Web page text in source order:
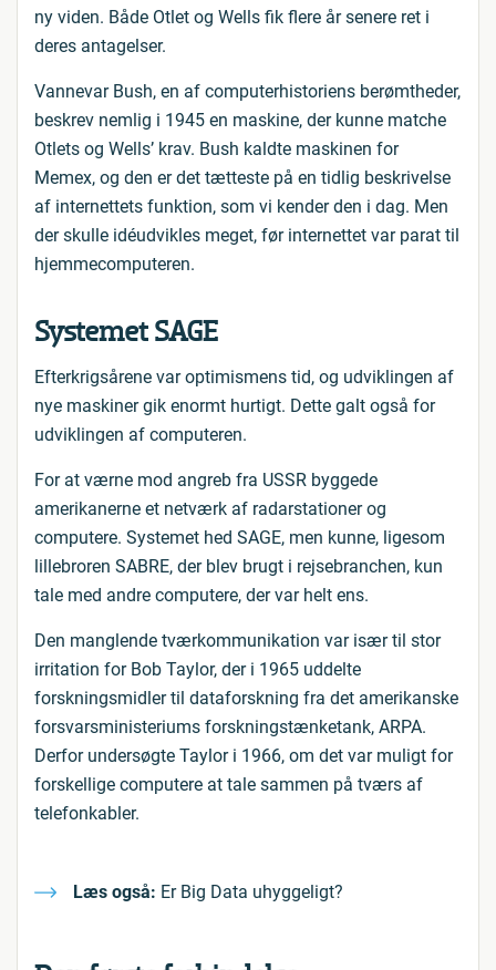
ny viden. Både Otlet og Wells fik flere år senere ret i
deres antagelser.
Vannevar Bush, en af computerhistoriens berømtheder,
beskrev nemlig i 1945 en maskine, der kunne matche
Otlets og Wells’ krav. Bush kaldte maskinen for
Memex, og den er det tætteste på en tidlig beskrivelse
af internettets funktion, som vi kender den i dag. Men
der skulle idéudvikles meget, før internettet var parat til
hjemmecomputeren.
Systemet SAGE
Efterkrigsårene var optimismens tid, og udviklingen af
nye maskiner gik enormt hurtigt. Dette galt også for
udviklingen af computeren.
For at værne mod angreb fra USSR byggede
amerikanerne et netværk af radarstationer og
computere. Systemet hed SAGE, men kunne, ligesom
lillebroren SABRE, der blev brugt i rejsebranchen, kun
tale med andre computere, der var helt ens.
Den manglende tværkommunikation var især til stor
irritation for Bob Taylor, der i 1965 uddelte
forskningsmidler til dataforskning fra det amerikanske
forsvarsministeriums forskningstænketank, ARPA.
Derfor undersøgte Taylor i 1966, om det var muligt for
forskellige computere at tale sammen på tværs af
telefonkabler.
Læs også: Er Big Data uhyggeligt?